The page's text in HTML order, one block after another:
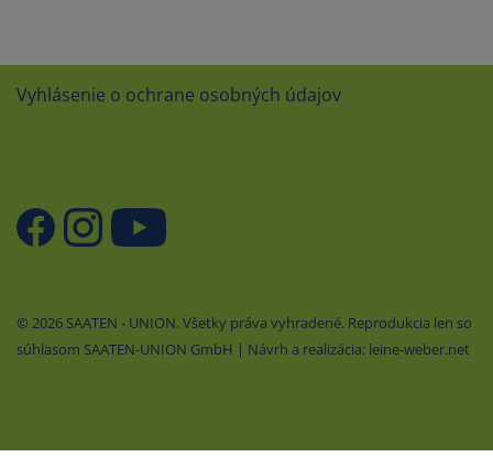
Vyhlásenie o ochrane osobných údajov
© 2026 SAATEN - UNION. Všetky práva vyhradené. Reprodukcia len so
súhlasom SAATEN-UNION GmbH | Návrh a realizácia: leine-weber.net